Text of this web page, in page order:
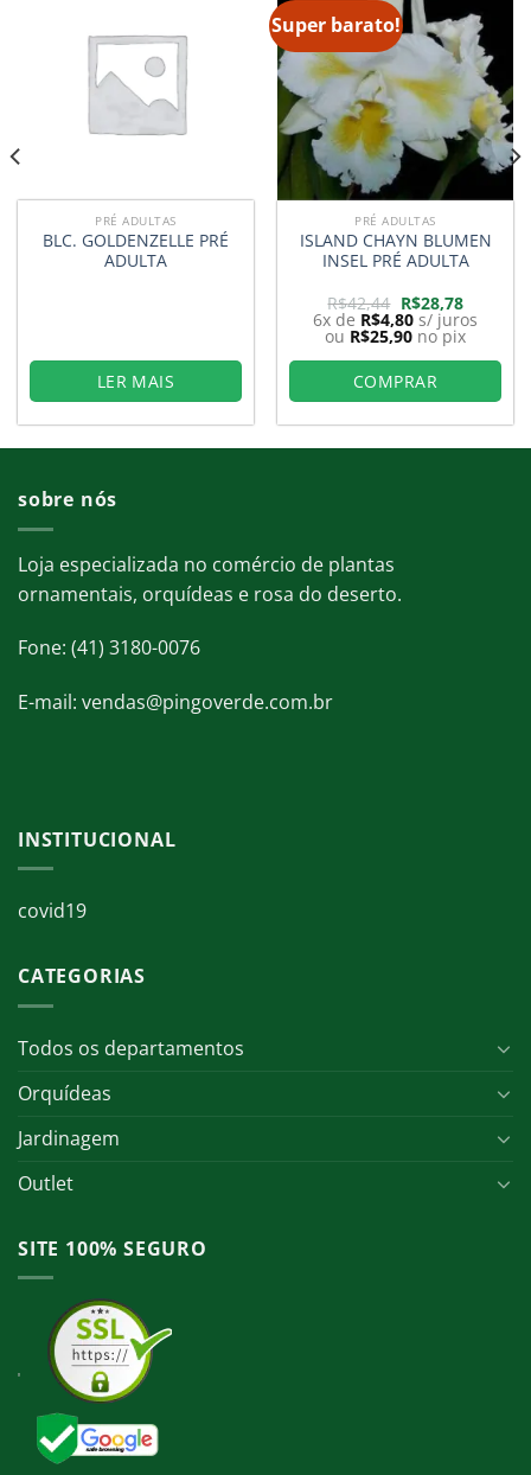
PRÉ ADULTAS
BLC. GOLDENZELLE PRÉ
ADULTA
LER MAIS
Super barato!
PRÉ ADULTAS
ISLAND CHAYN BLUMEN
INSEL PRÉ ADULTA
R$42,44 O
preço
original
era:
R$42,44.
R$28,78O
preço
atual
é:
R$28,78.
6x de R$4,80 s/ juros
ou R$25,90 no pix
COMPRAR
sobre nós
Loja especializada no comércio de plantas
ornamentais, orquídeas e rosa do deserto.
Fone: (41) 3180-0076
E-mail: vendas@pingoverde.com.br
INSTITUCIONAL
covid19
CATEGORIAS
Todos os departamentos
Orquídeas
Jardinagem
Outlet
SITE 100% SEGURO